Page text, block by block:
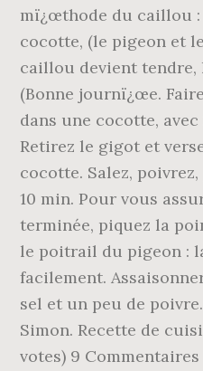
mï¿œthode du caillou :
cocotte, (le pigeon et
caillou devient
(Bonne journï¿œe.
dans une cocotte, avec
Retirez le gigot et
cocotte. Salez,
10 min. Pour vous
terminée, piquez la
le poitrail du pigeon :
facilement.
sel et un peu de
Simon. Recette de
votes) 9